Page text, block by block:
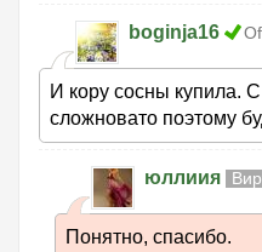
boginja16
И кору сосны купила.
сложновато поэтому
юллиия
Понятно, спасибо.